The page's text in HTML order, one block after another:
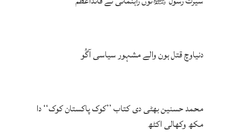
دنیاوچ قتل ہون والے مشہور سیاسی آگُو
محمد حسنین بھٹی دی کتاب ’’کوک پاکستان کوک‘‘ دا
مکھ وکھالی اکٹھ